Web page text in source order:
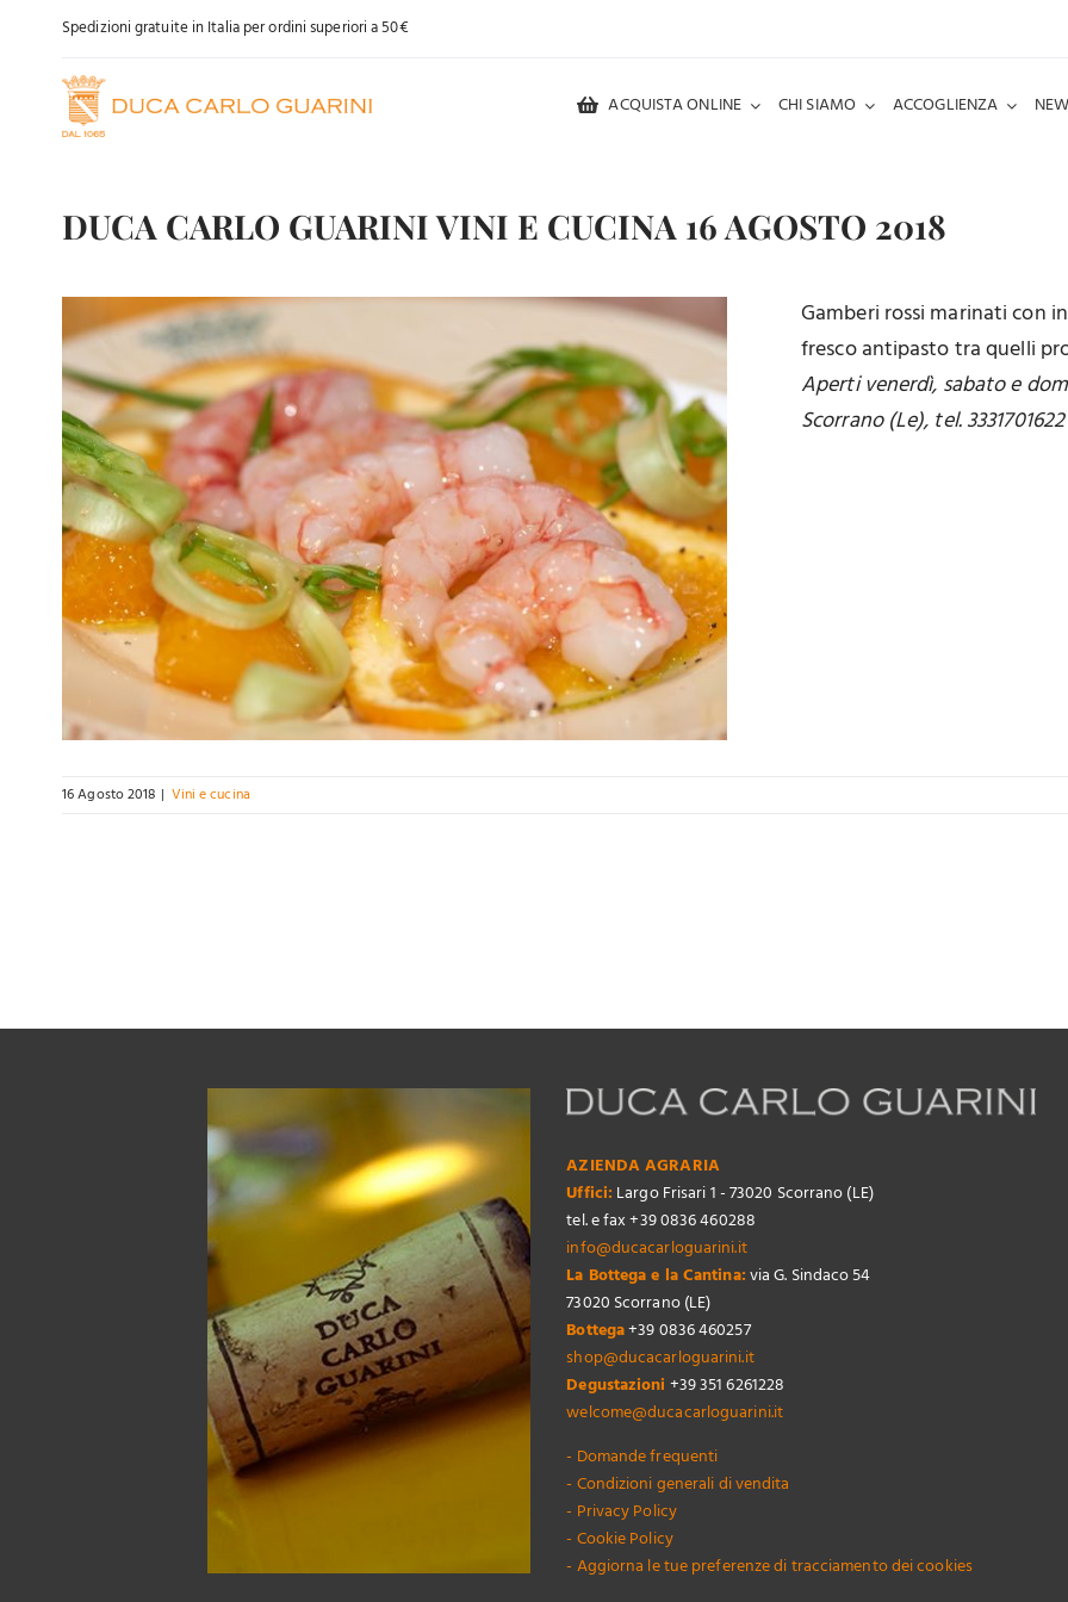
contenuto
Spedizioni gratuite in Italia per ordini superiori a 50€
ACQUISTA ONLINE CHI SIAMO ACCOGLIENZA
DUCA CARLO GUARINI VINI E CUCINA 16 AGOSTO 2018
Ingrandisci
immagine
Gamberi rossi marinati con
fresco antipasto tra quelli
Aperti venerdì, sabato e
Scorrano (Le), tel. 3331701622
16 Agosto 2018 | Vini e cucina
AZIENDA AGRARIA
Uffici: Largo Frisari 1 - 73020 Scorrano (LE)
tel. e fax +39 0836 460288
info@ducacarloguarini.it
La Bottega e la Cantina:via G. Sindaco 54
73020 Scorrano (LE)
Bottega+39 0836 460257
shop@ducacarloguarini.it
Degustazioni +39 351 6261228
welcome@ducacarloguarini.it
- Domande frequenti
- Condizioni generali di vendita
- Privacy Policy
- Cookie Policy
- Aggiorna le tue preferenze di tracciamento dei cookies